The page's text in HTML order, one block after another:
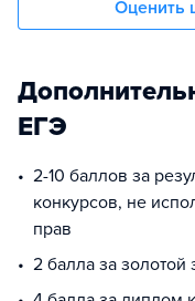
Оценить
ЕГЭ
2-10 баллов за
конкурсов, не
прав
2 балла за